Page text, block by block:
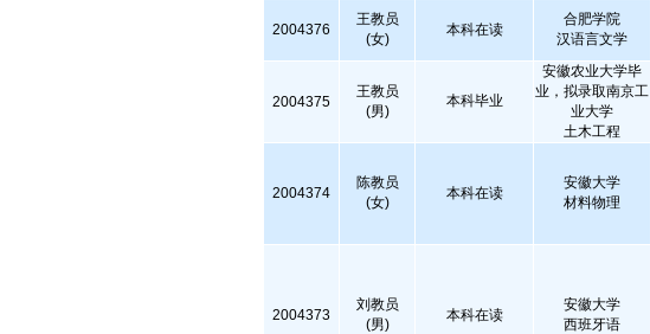
2004376
王教员
(女)
本科在读
合肥学院
汉语言文学
2004375
王教员
(男)
本科毕业
安徽农业大学毕
业，拟录取南京工
业大学
土木工程
2004374
陈教员
(女)
本科在读
安徽大学
材料物理
2004373
刘教员
(男)
本科在读
安徽大学
西班牙语